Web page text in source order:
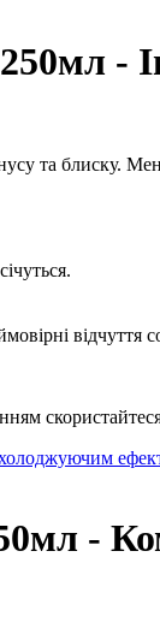
-
та блиску.
відчуття
-